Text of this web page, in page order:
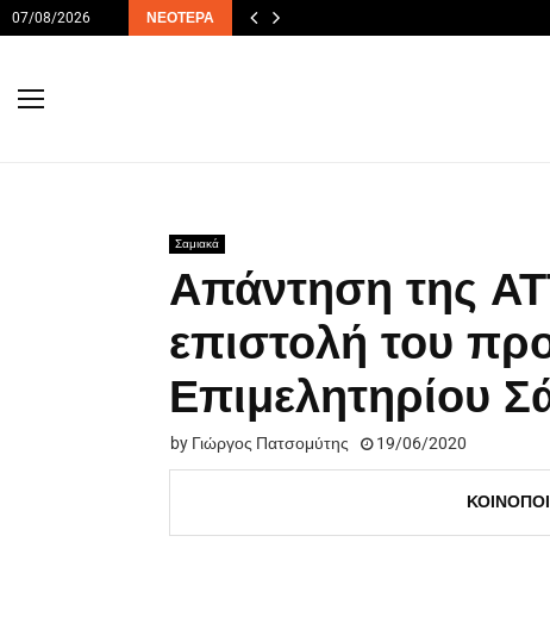
07/08/2026 ΝΕΌΤΕΡΑ
Σαμιακά
Απάντηση της
επιστολή του
Επιμελητηρίου
by Γιώργος Πατσομύτης 19/06/2020